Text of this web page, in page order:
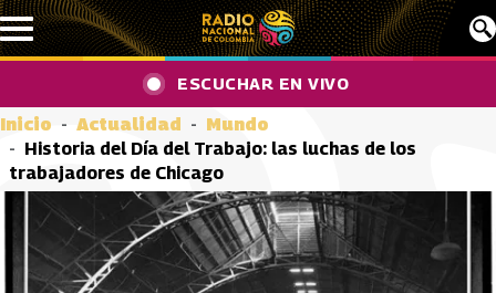
Pasar al contenido principal
ESCUCHAR EN VIVO
Inicio Actualidad
Mundo
Historia del Día del Trabajo: las luchas de los
trabajadores de Chicago